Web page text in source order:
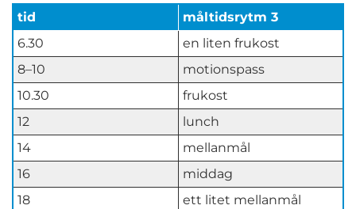
tid
måltidsrytm 3
6.30
en liten frukost
8–10
motionspass
10.30
frukost
12
lunch
14
mellanmål
16
middag
18
ett litet mellanmål